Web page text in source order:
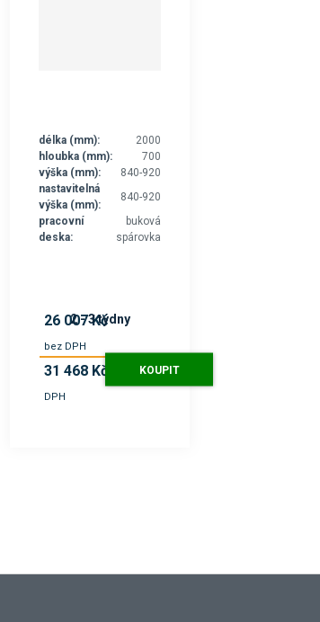
délka (mm):
2000
hloubka (mm):
700
výška (mm):
840-920
nastavitelná
výška (mm):
840-920
pracovní
deska:
buková
spárovka
26 007 Kč
bez DPH
31 468 Kč
DPH
2 - 3 týdny
KOUPIT